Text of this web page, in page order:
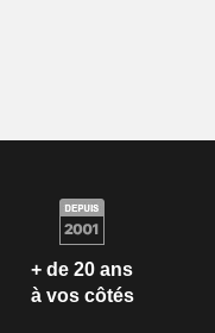
+ de 20 ans
à vos côtés